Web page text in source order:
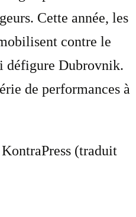
Cette année, les
contre le
défigure Dubrovnik.
de performances à
(traduit